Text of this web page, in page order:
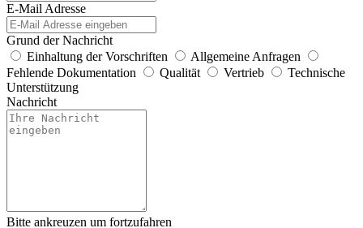
E-Mail Adresse
Grund der Nachricht
Einhaltung der Vorschriften
Allgemeine Anfragen
Fehlende Dokumentation
Qualität Vertrieb
Technische
Unterstützung
Nachricht
Bitte ankreuzen um fortzufahren